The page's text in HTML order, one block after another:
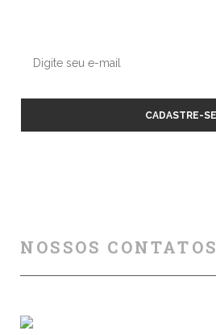
NOSSOS CONTATOS